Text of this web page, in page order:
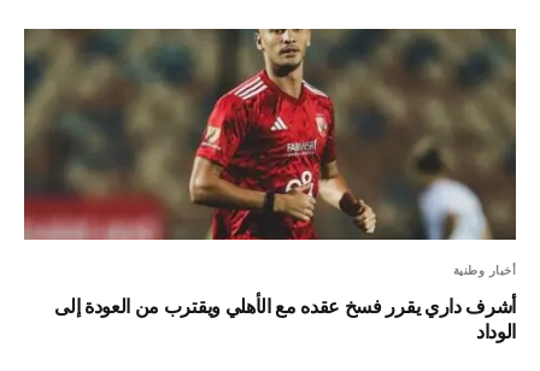
أخبار وطنية
أشرف داري يقرر فسخ عقده مع الأهلي ويقترب من العودة إلى
الوداد